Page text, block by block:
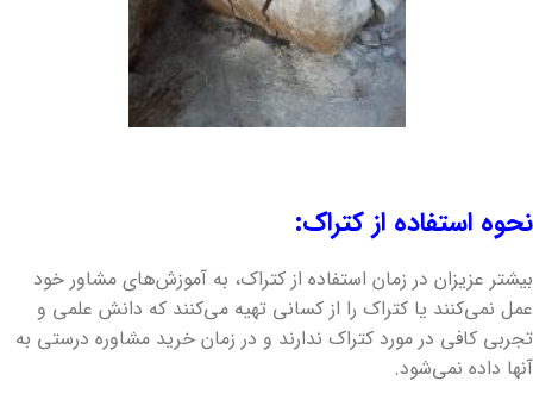
نحوه استفاده از کتراک:
بیشتر عزیزان در زمان استفاده از کتراک، به آموزش‌های مشاور خود
عمل نمی‌کنند یا کتراک را از کسانی تهیه می‌کنند که دانش علمی و
تجربی کافی در مورد کتراک ندارند و در زمان خرید مشاوره درستی به
آنها داده نمی‌شود.